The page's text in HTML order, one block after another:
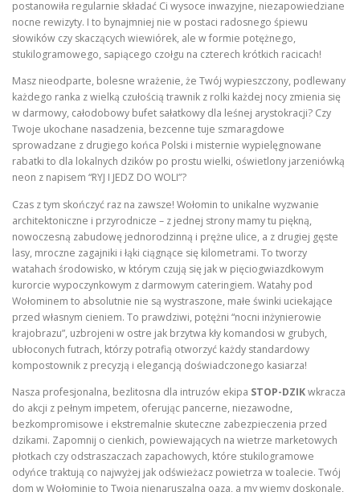
postanowiła regularnie składać Ci wysoce inwazyjne, niezapowiedziane
nocne rewizyty. I to bynajmniej nie w postaci radosnego śpiewu
słowików czy skaczących wiewiórek, ale w formie potężnego,
stukilogramowego, sapiącego czołgu na czterech krótkich racicach!
Masz nieodparte, bolesne wrażenie, że Twój wypieszczony, podlewany
każdego ranka z wielką czułością trawnik z rolki każdej nocy zmienia się
w darmowy, całodobowy bufet sałatkowy dla leśnej arystokracji? Czy
Twoje ukochane nasadzenia, bezcenne tuje szmaragdowe
sprowadzane z drugiego końca Polski i misternie wypielęgnowane
rabatki to dla lokalnych dzików po prostu wielki, oświetlony jarzeniówką
neon z napisem “RYJ I JEDZ DO WOLI”?
Czas z tym skończyć raz na zawsze! Wołomin to unikalne wyzwanie
architektoniczne i przyrodnicze – z jednej strony mamy tu piękną,
nowoczesną zabudowę jednorodzinną i prężne ulice, a z drugiej gęste
lasy, mroczne zagajniki i łąki ciągnące się kilometrami. To tworzy
watahach środowisko, w którym czują się jak w pięciogwiazdkowym
kurorcie wypoczynkowym z darmowym cateringiem. Watahy pod
Wołominem to absolutnie nie są wystraszone, małe świnki uciekające
przed własnym cieniem. To prawdziwi, potężni “nocni inżynierowie
krajobrazu”, uzbrojeni w ostre jak brzytwa kły komandosi w grubych,
ubłoconych futrach, którzy potrafią otworzyć każdy standardowy
kompostownik z precyzją i elegancją doświadczonego kasiarza!
Nasza profesjonalna, bezlitosna dla intruzów ekipa STOP-DZIKwkracza
do akcji z pełnym impetem, oferując pancerne, niezawodne,
bezkompromisowe i ekstremalnie skuteczne zabezpieczenia przed
dzikami. Zapomnij o cienkich, powiewających na wietrze marketowych
płotkach czy odstraszaczach zapachowych, które stukilogramowe
odyńce traktują co najwyżej jak odświeżacz powietrza w toalecie. Twój
dom w Wołominie to Twoja nienaruszalna oaza, a my wiemy doskonale,